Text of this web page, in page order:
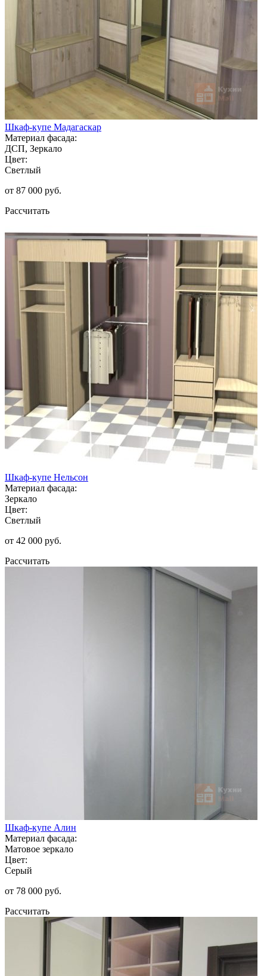
Шкаф-купе Мадагаскар
Материал фасада:
ДСП, Зеркало
Цвет:
Светлый
от 87 000 руб.
Рассчитать
Шкаф-купе Нельсон
Материал фасада:
Зеркало
Цвет:
Светлый
от 42 000 руб.
Рассчитать
Шкаф-купе Алин
Материал фасада:
Матовое зеркало
Цвет:
Серый
от 78 000 руб.
Рассчитать